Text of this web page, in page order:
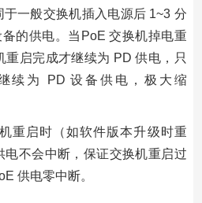
一般交换机插入电源后 1~3 分
的供电。当PoE 交换机掉电重
重启完成才继续为 PD 供电，只
续为 PD 设备供电，极大缩
重启时（如软件版本升级时重
电不会中断，保证交换机重启过
供电零中断。